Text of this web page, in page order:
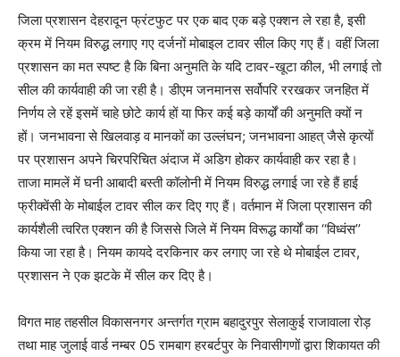
जिला प्रशासन देहरादून फ्रंटफुट पर एक बाद एक बड़े एक्शन ले रहा है, इसी
क्रम में नियम विरुद्ध लगाए गए दर्जनों मोबाइल टावर सील किए गए हैं। वहीं जिला
प्रशासन का मत स्पष्ट है कि बिना अनुमति के यदि टावर-खूटा कील, भी लगाई तो
सील की कार्यवाही की जा रही है। डीएम जनमानस सर्वोपरि ररखकर जनहित में
निर्णय ले रहें इसमें चाहे छोटे कार्य हों या फिर कई बड़े कार्यों की अनुमति क्यों न
हों। जनभावना से खिलवाड़ व मानकों का उल्लंघन; जनभावना आहत् जैसे कृत्यों
पर प्रशासन अपने चिरपरिचित अंदाज में अडिग होकर कार्यवाही कर रहा है।
ताजा मामलें में घनी आबादी बस्ती कॉलोनी में नियम विरुद्ध लगाई जा रहे हैं हाई
फ्रीक्वेंसी के मोबाईल टावर सील कर दिए गए हैं। वर्तमान में जिला प्रशासन की
कार्यशैली त्वरित एक्शन की है जिससे जिले में नियम विरूद्ध कार्यों का ‘‘विध्वंस’’
किया जा रहा है। नियम कायदे दरकिनार कर लगाए जा रहे थे मोबाईल टावर,
प्रशासन ने एक झटके में सील कर दिए है।
विगत माह तहसील विकासनगर अन्तर्गत ग्राम बहादुरपुर सेलाकुई राजावाला रोड़
तथा माह जुलाई वार्ड नम्बर 05 रामबाग हरबर्टपुर के निवासीगणों द्वारा शिकायत की